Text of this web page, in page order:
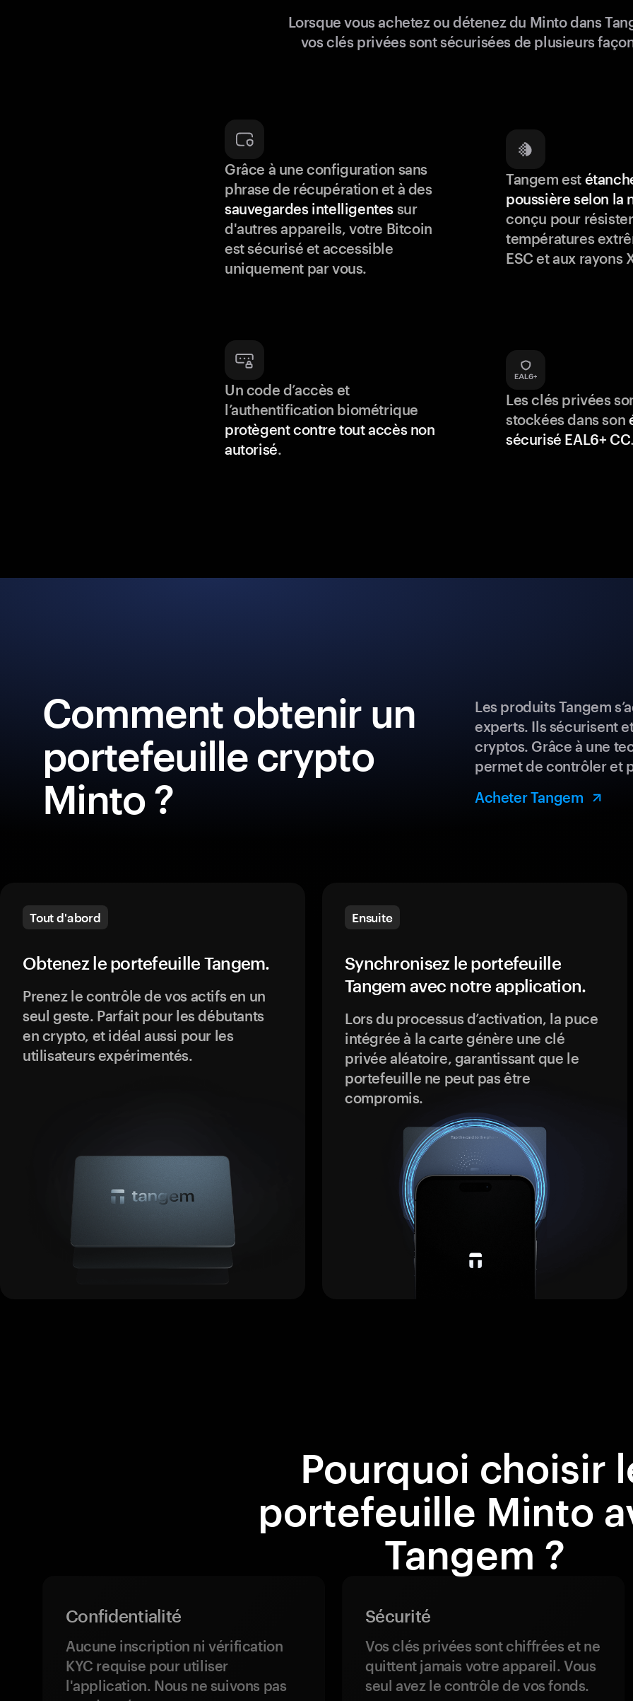
Lorsque vous achetez ou détenez du Minto dans
vos clés privées sont sécurisées de plusieurs
Grâce à une configuration sans
phrase de récupération et à des
sauvegardes intelligentes sur
d'autres appareils, votre Bitcoin
est sécurisé et accessible
uniquement par vous.
Tangem est
poussière selon la
conçu pour
températures
ESC et aux rayons
Un code d’accès et
l’authentification biométrique
protègent contre tout accès non
autorisé.
Les clés privées
stockées dans son
sécurisé EAL6+ CC.
Comment obtenir un
portefeuille crypto
Minto ?
Les produits Tangem
experts. Ils sécurisent
cryptos. Grâce à une
permet de contrôler et
Acheter Tangem
Tout d'abord
Obtenez le portefeuille Tangem.
Prenez le contrôle de vos actifs en un
seul geste. Parfait pour les débutants
en crypto, et idéal aussi pour les
utilisateurs expérimentés.
Ensuite
Synchronisez le portefeuille
Tangem avec notre application.
Lors du processus d’activation, la puce
intégrée à la carte génère une clé
privée aléatoire, garantissant que le
portefeuille ne peut pas être
compromis.
Pourquoi choisir
portefeuille Minto
Tangem ?
Confidentialité
Aucune inscription ni vérification
KYC requise pour utiliser
l'application. Nous ne suivons pas
Sécurité
Vos clés privées sont chiffrées et ne
quittent jamais votre appareil. Vous
seul avez le contrôle de vos fonds.